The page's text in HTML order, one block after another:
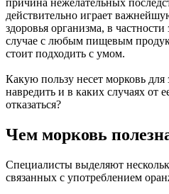
причина нежелательных
действительно играет
здоровья организма, в
случае с любым пищевым
стоит подходить с умом.
Какую пользу несет морковь для
навредить и в каких случаях от
отказаться?
Чем морковь
Специалисты выделяют
связанных с употреблением